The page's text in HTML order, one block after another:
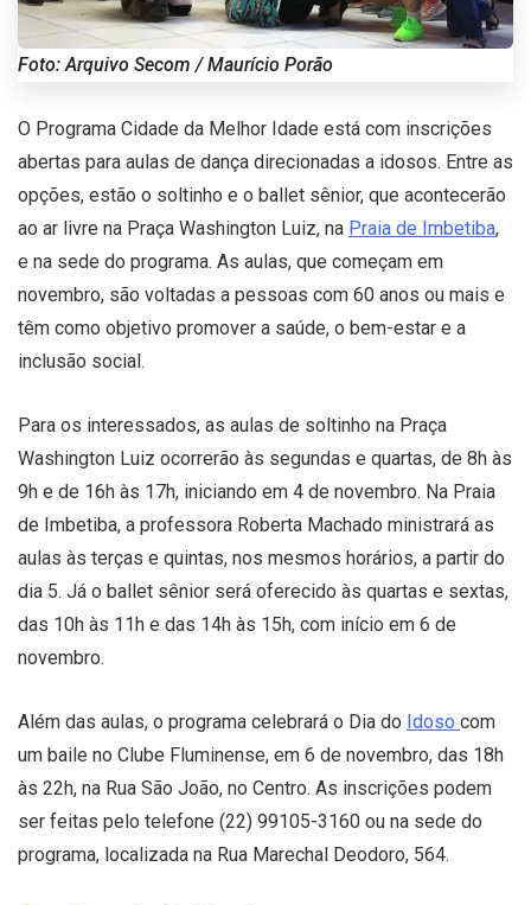
Foto: Arquivo Secom / Maurício Porão
O Programa Cidade da Melhor Idade está com inscrições
abertas para aulas de dança direcionadas a idosos. Entre as
opções, estão o soltinho e o ballet sênior, que acontecerão
ao ar livre na Praça Washington Luiz, na Praia de Imbetiba,
e na sede do programa. As aulas, que começam em
novembro, são voltadas a pessoas com 60 anos ou mais e
têm como objetivo promover a saúde, o bem-estar e a
inclusão social.
Para os interessados, as aulas de soltinho na Praça
Washington Luiz ocorrerão às segundas e quartas, de 8h às
9h e de 16h às 17h, iniciando em 4 de novembro. Na Praia
de Imbetiba, a professora Roberta Machado ministrará as
aulas às terças e quintas, nos mesmos horários, a partir do
dia 5. Já o ballet sênior será oferecido às quartas e sextas,
das 10h às 11h e das 14h às 15h, com início em 6 de
novembro.
Além das aulas, o programa celebrará o Dia do Idoso com
um baile no Clube Fluminense, em 6 de novembro, das 18h
às 22h, na Rua São João, no Centro. As inscrições podem
ser feitas pelo telefone (22) 99105-3160 ou na sede do
programa, localizada na Rua Marechal Deodoro, 564.